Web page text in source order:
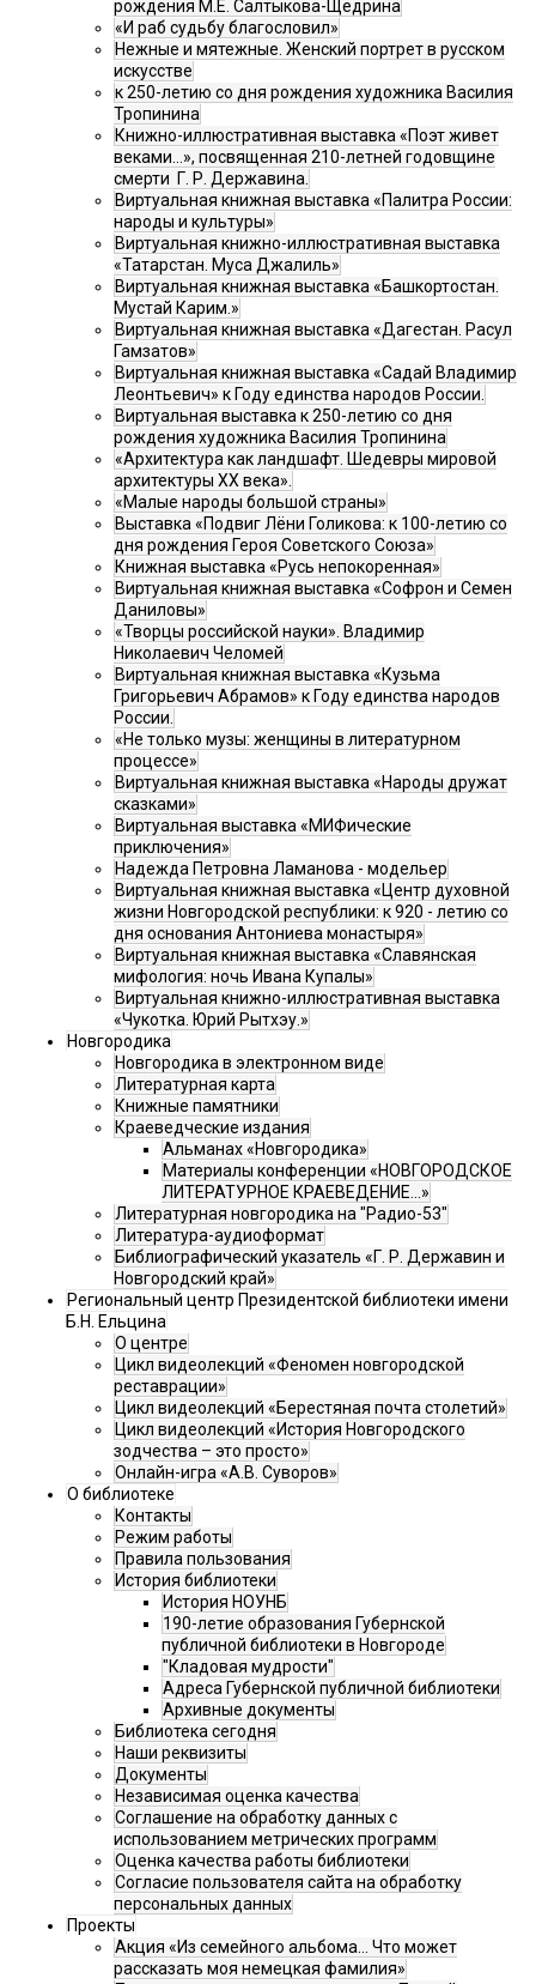
рождения М.Е. Салтыкова-Щедрина
«И раб судьбу благословил»
Нежные и мятежные. Женский портрет в русском
искусстве
к 250-летию со дня рождения художника Василия
Тропинина
Книжно-иллюстративная выставка «Поэт живет
веками…», посвященная 210-летней годовщине
смерти Г. Р. Державина.
Виртуальная книжная выставка «Палитра России:
народы и культуры»
Виртуальная книжно-иллюстративная выставка
«Татарстан. Муса Джалиль»
Виртуальная книжная выставка «Башкортостан.
Мустай Карим.»
Виртуальная книжная выставка «Дагестан. Расул
Гамзатов»
Виртуальная книжная выставка «Садай Владимир
Леонтьевич» к Году единства народов России.
Виртуальная выставка к 250-летию со дня
рождения художника Василия Тропинина
«Архитектура как ландшафт. Шедевры мировой
архитектуры XX века».
«Малые народы большой страны»
Выставка «Подвиг Лёни Голикова: к 100-летию со
дня рождения Героя Советского Союза»
Книжная выставка «Русь непокоренная»
Виртуальная книжная выставка «Софрон и Семен
Даниловы»
«Творцы российской науки». Владимир
Николаевич Челомей
Виртуальная книжная выставка «Кузьма
Григорьевич Абрамов» к Году единства народов
России.
«Не только музы: женщины в литературном
процессе»
Виртуальная книжная выставка «Народы дружат
сказками»
Виртуальная выставка «МИФические
приключения»
Надежда Петровна Ламанова - модельер
Виртуальная книжная выставка «Центр духовной
жизни Новгородской республики: к 920 - летию со
дня основания Антониева монастыря»
Виртуальная книжная выставка «Славянская
мифология: ночь Ивана Купалы»
Виртуальная книжно-иллюстративная выставка
«Чукотка. Юрий Рытхэу.»
Новгородика
Новгородика в электронном виде
Литературная карта
Книжные памятники
Краеведческие издания
Альманах «Новгородика»
Материалы конференции «НОВГОРОДСКОЕ
ЛИТЕРАТУРНОЕ КРАЕВЕДЕНИЕ...»
Литературная новгородика на "Радио-53"
Литература-аудиоформат
Библиографический указатель «Г. Р. Державин и
Новгородский край»
Региональный центр Президентской библиотеки имени
Б.Н. Ельцина
О центре
Цикл видеолекций «Феномен новгородской
реставрации»
Цикл видеолекций «Берестяная почта столетий»
Цикл видеолекций «История Новгородского
зодчества – это просто»
Онлайн-игра «А.В. Суворов»
О библиотеке
Контакты
Режим работы
Правила пользования
История библиотеки
История НОУНБ
190-летие образования Губернской
публичной библиотеки в Новгороде
"Кладовая мудрости"
Адреса Губернской публичной библиотеки
Архивные документы
Библиотека сегодня
Наши реквизиты
Документы
Независимая оценка качества
Соглашение на обработку данных с
использованием метрических программ
Оценка качества работы библиотеки
Согласие пользователя сайта на обработку
персональных данных
Проекты
Акция «Из семейного альбома... Что может
рассказать моя немецкая фамилия»